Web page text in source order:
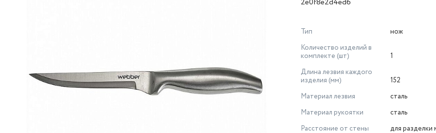
Тип
нож
Количество изделий в
комплекте (шт)
1
Длина лезвия каждого
изделия (мм)
152
Материал лезвия
сталь
Материал рукоятки
сталь
Расстояние от стены
для разделки